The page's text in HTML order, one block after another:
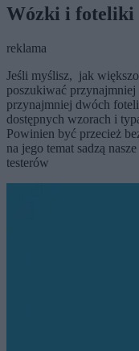
Wózki i foteliki
reklama
Jeśli myślisz, jak
poszukiwać
przynajmniej dwóch
dostępnych wzorach i
Powinien być przecież
na jego temat sadzą
testerów